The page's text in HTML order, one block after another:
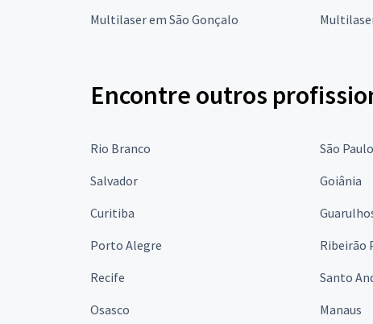
Multilaser em São Gonçalo
Encontre outros
Rio Branco São Paulo
Salvador
Goiânia
Curitiba
Porto Alegre
Ribeirão
Recife
Santo
Osasco
Manaus